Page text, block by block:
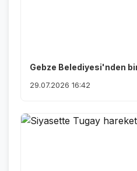
Gebze Belediyesi'nden
29.07.2026 16:42